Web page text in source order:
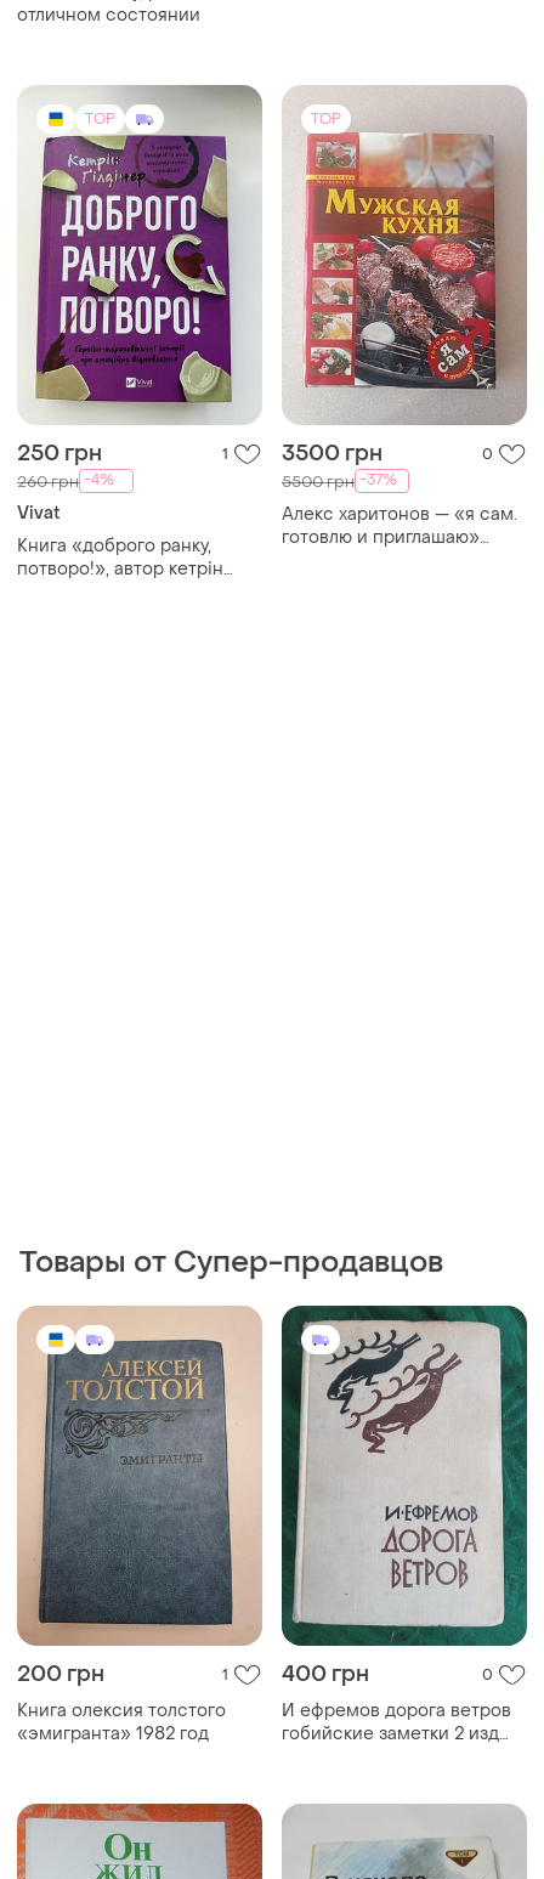
отличном состоянии
TOP
250 грн 1
260 грн -4%
Vivat
Книга «доброго ранку,
потворо!», автор кетрін
TOP
3500 грн 0
5500 грн -37%
Алекс харитонов — «я сам.
готовлю и приглашаю»
Товары от Супер-продавцов
200 грн 1
Книга олексия толстого
«эмигранта» 1982 год
400 грн 0
И ефремов дорога ветров
гобийские заметки 2 изд